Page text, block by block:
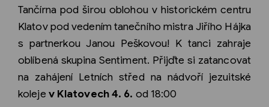
Tančírna pod širou oblohou v historickém centru
Klatov pod vedením tanečního mistra Jiřího Hájka
s partnerkou Janou Peškovou! K tanci zahraje
oblíbená skupina Sentiment. Přijďte si zatancovat
na zahájení Letních střed na nádvoří jezuitské
koleje v Klatovech 4. 6. od 18:00